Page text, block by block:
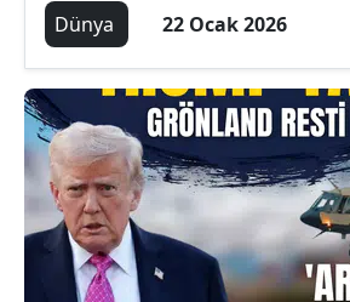
Dünya
22 Ocak 2026